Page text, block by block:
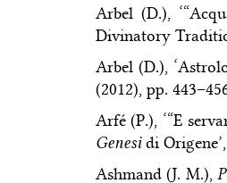
Arbel (D.),
Divinatory
Arbel (D.),
(2012), pp.
Arfé (P.), ‘“E
Genesidi Origene’,
Ashmand (J. M.),